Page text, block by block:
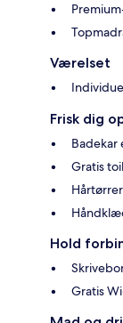
Værelset
Frisk dig
Badekar
Gratis
Hårtørrer
Hold
Gratis